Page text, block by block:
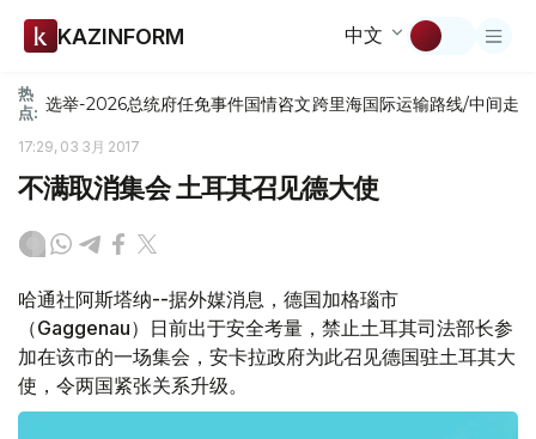
KAZINFORM 中文
热
点: 选举-2026总统府任免事件国情咨文跨里海国际运输路线/中间走廊
17:29, 03 3月 2017
不满取消集会 土耳其召见德大使
哈通社阿斯塔纳--据外媒消息，德国加格瑙市
（Gaggenau）日前出于安全考量，禁止土耳其司法部长参
加在该市的一场集会，安卡拉政府为此召见德国驻土耳其大
使，令两国紧张关系升级。